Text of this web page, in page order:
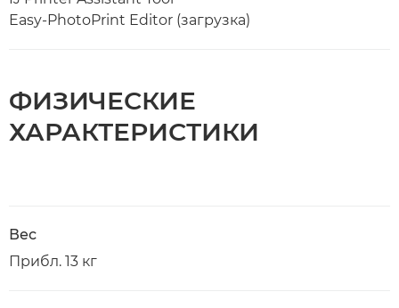
Easy-PhotoPrint Editor (загрузка)
ФИЗИЧЕСКИЕ
ХАРАКТЕРИСТИКИ
Вес
Прибл. 13 кг